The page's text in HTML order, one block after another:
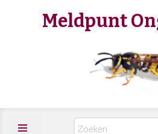
Meldpunt